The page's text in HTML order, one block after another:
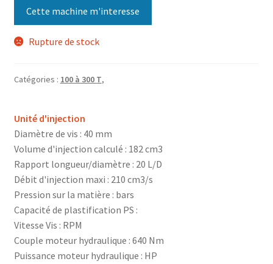
Cette machine m'interesse
Rupture de stock
Catégories : 100 à 300 T,
Unité d'injection
Diamètre de vis : 40 mm
Volume d'injection calculé : 182 cm3
Rapport longueur/diamètre : 20 L/D
Débit d'injection maxi : 210 cm3/s
Pression sur la matière : bars
Capacité de plastification PS :
Vitesse Vis : RPM
Couple moteur hydraulique : 640 Nm
Puissance moteur hydraulique : HP